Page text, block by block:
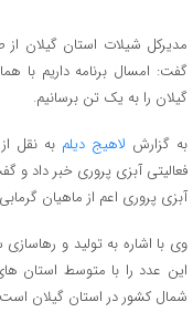
گفت: امسال برنامه داریم با
گیلان را به یک تن برسانیم.
به گزارش لاهیج دیلم
آبزی پروری اعم از ماهیان
شمال کشور در استان گیلان